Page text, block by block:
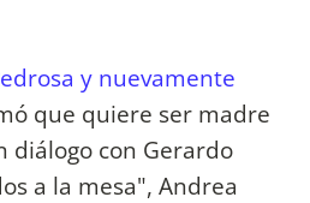
y nuevamente
que quiere ser madre
diálogo con Gerardo
a la mesa", Andrea